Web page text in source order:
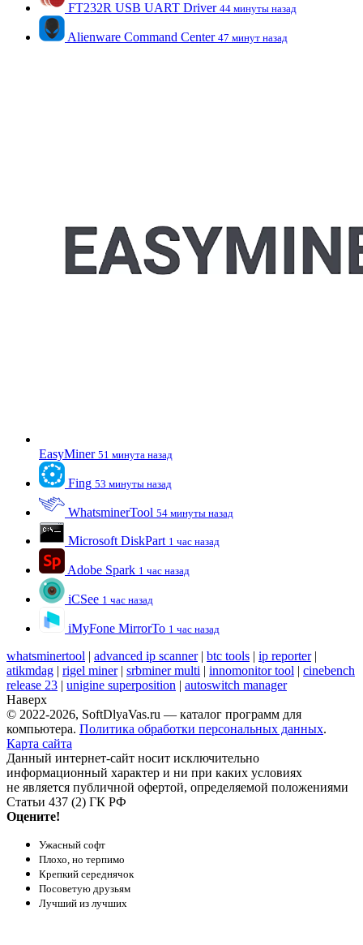
FT232R USB UART Driver 44 минуты назад
Alienware Command Center 47 минут назад
EasyMiner 51 минута назад
Fing 53 минуты назад
WhatsminerTool 54 минуты назад
Microsoft DiskPart 1 час назад
Adobe Spark 1 час назад
iCSee 1 час назад
iMyFone MirrorTo 1 час назад
whatsminertool | advanced ip scanner| btc tools | ip reporter|
atikmdag | rigel miner| srbminer multi | innomonitor tool | cinebench
release 23 | unigine superposition | autoswitch manager
Наверх
© 2022-2026, SoftDlyaVas.ru — каталог программ для
компьютера. Политика обработки персональных данных.
Карта сайта
Данный интернет-сайт носит исключительно
информационный характер и ни при каких условиях
не является публичной офертой, определяемой положениями
Статьи 437 (2) ГК РФ
Оцените!
Ужасный софт
Плохо, но терпимо
Крепкий середнячок
Посоветую друзьям
Лучший из лучших